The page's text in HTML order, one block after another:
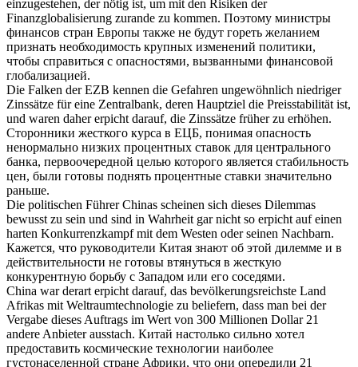
einzugestehen, der nötig ist, um mit den Risiken der
Finanzglobalisierung zurande zu kommen. Поэтому министры
финансов стран Европы также не будут гореть желанием
признать необходимость крупных изменений политики,
чтобы справиться с опасностями, вызванными финансовой
глобализацией.
Die Falken der EZB kennen die Gefahren ungewöhnlich niedriger
Zinssätze für eine Zentralbank, deren Hauptziel die Preisstabilität ist,
und waren dahererpichtdarauf, die Zinssätze früher zu erhöhen.
Сторонники жесткого курса в ЕЦБ, понимая опасность
ненормально низких процентных ставок для центрального
банка, первоочередной целью которого является стабильность
цен, были готовы поднять процентные ставки значительно
раньше.
Die politischen Führer Chinas scheinen sich dieses Dilemmas
bewusst zu sein und sind in Wahrheit gar nicht so erpichtauf einen
harten Konkurrenzkampf mit dem Westen oder seinen Nachbarn.
Кажется, что руководители Китая знают об этой дилемме и в
действительности не готовы втянуться в жесткую
конкурентную борьбу с Западом или его соседями.
China war derarterpichtdarauf, das bevölkerungsreichste Land
Afrikas mit Weltraumtechnologie zu beliefern, dass man bei der
Vergabe dieses Auftrags im Wert von 300 Millionen Dollar 21
andere Anbieter ausstach. Китай настолько сильно хотел
предоставить космические технологии наиболее
густонаселенной стране Африки, что они опередили 21